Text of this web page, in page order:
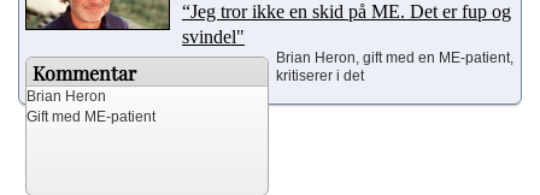
“Jeg tror ikke en skid på ME. Det er fup og
svindel"
Kommentar
Brian Heron
Gift med ME-patient
Brian Heron, gift med en ME-patient,
kritiserer i det